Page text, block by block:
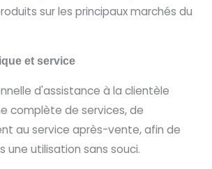
sur les principaux marchés du
et service
d'assistance à la clientèle
complète de services, de
au service après-vente, afin de
une utilisation sans souci.